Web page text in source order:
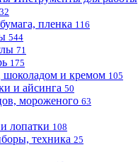
32
пленка 116
544
71
175
шоколадом и кремом 105
и айсинга 50
мороженого 63
лопатки 108
техника 25